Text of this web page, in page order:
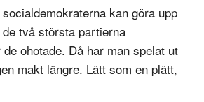
kan göra upp
två största partierna
ohotade. Då har man spelat ut
makt längre. Lätt som en plätt,